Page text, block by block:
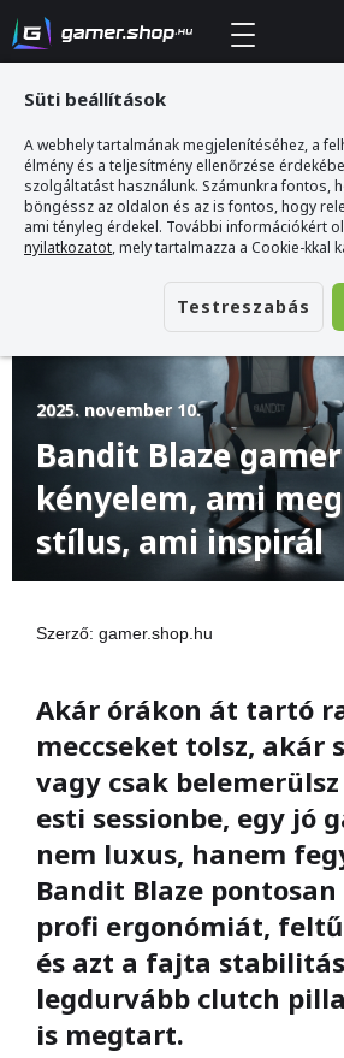
Gamer webshop >Blog >Bandit Blaze gamer
stílus, ami inspirál
2025. november 10.
Bandit Blaze
kényelem, ami
stílus, ami inspirál
Szerző: gamer.shop.hu
Akár órákon át tartó
meccseket tolsz, akár
vagy csak belemerülsz
esti sessionbe, egy jó
nem luxus, hanem
Bandit Blaze
profi ergonómiát,
és azt a fajta
legdurvább clutch
is megtart.
Süti beállítások
A webhely tartalmának megjelenítéséhez, a
élmény és a teljesítmény ellenőrzése
szolgáltatást használunk. Számunkra fontos,
böngéssz az oldalon és az is fontos, hogy
ami tényleg érdekel. További információkért
nyilatkozatot, mely tartalmazza a Cookie-kkal
Testreszabás